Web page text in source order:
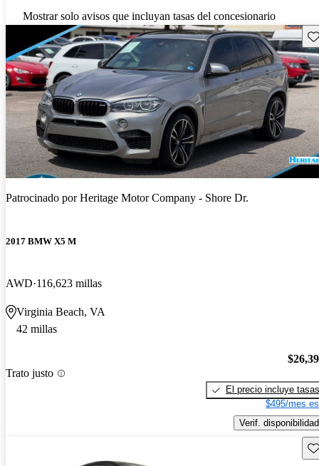
Mostrar solo avisos que incluyan tasas del concesionario
Patrocinado porHeritage Motor Company - Shore Dr.
2017 BMW X5 M
AWD 116,623 millas
Virginia Beach, VA
42 millas
Trato justo
El precio incluye tasas
$495/mes
Verif. disponibilidad